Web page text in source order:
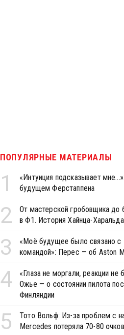
ПОПУЛЯРНЫЕ МАТЕРИАЛЫ
1
«Интуиция подсказывает
будущем Ферстаппена
2
От мастерской гробовщика до
в Ф1. История Хайнца-
3
«Моё будущее было связано с
командой»: Перес — об Aston
4
«Глаза не моргали, реакции не
Ожье — о состоянии пилота
Финляндии
5
Тото Вольф: Из-за проблем с
Mercedes потеряла 70-80 очков